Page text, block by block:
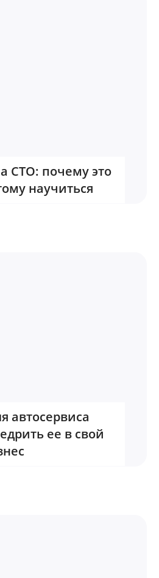
СТО: почему это
научиться
автосервиса
ее в свой